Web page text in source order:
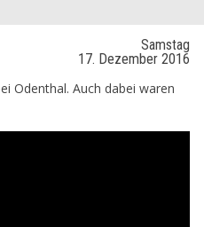
Samstag
17. Dezember 2016
Odenthal. Auch dabei waren